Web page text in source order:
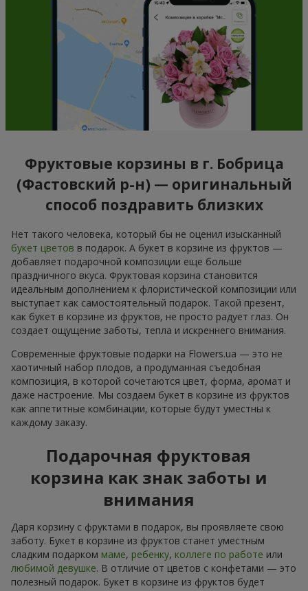
Фруктовые корзины в г. Бобрица
(Фастовский р-н) — оригинальный
способ поздравить близких
Нет такого человека, который бы не оценил изысканный
букет цветов в подарок. А букет в корзине из фруктов —
добавляет подарочной композиции еще больше
праздничного вкуса. Фруктовая корзина становится
идеальным дополнением к флористической композиции или
выступает как самостоятельный подарок. Такой презент,
как букет в корзине из фруктов, не просто радует глаз. Он
создает ощущение заботы, тепла и искреннего внимания.
Современные фруктовые подарки на Flowers.ua — это не
хаотичный набор плодов, а продуманная съедобная
композиция, в которой сочетаются цвет, форма, аромат и
даже настроение. Мы создаем букет в корзине из фруктов
как аппетитные комбинации, которые будут уместны к
каждому заказу.
Подарочная фруктовая
корзина как знак заботы и
внимания
Даря корзину с фруктами в подарок, вы проявляете свою
заботу. Букет в корзине из фруктов станет уместным
сладким подарком маме, ребенку, коллеге по работе или
любимой девушке. В отличие от цветов с конфетами — это
полезный подарок. Букет в корзине из фруктов будет